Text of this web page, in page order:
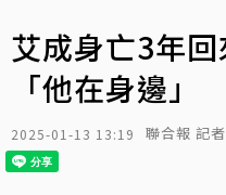
艾成身亡3年
「他在身邊」
2025-01-13 13:19 聯合報 記